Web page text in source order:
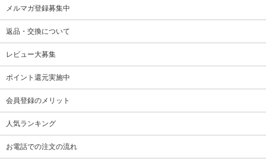
メルマガ登録募集中
返品・交換について
レビュー大募集
ポイント還元実施中
会員登録のメリット
人気ランキング
お電話での注文の流れ